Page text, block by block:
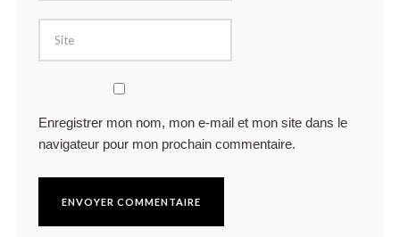
Enregistrer mon nom, mon e-mail et mon site dans le
navigateur pour mon prochain commentaire.